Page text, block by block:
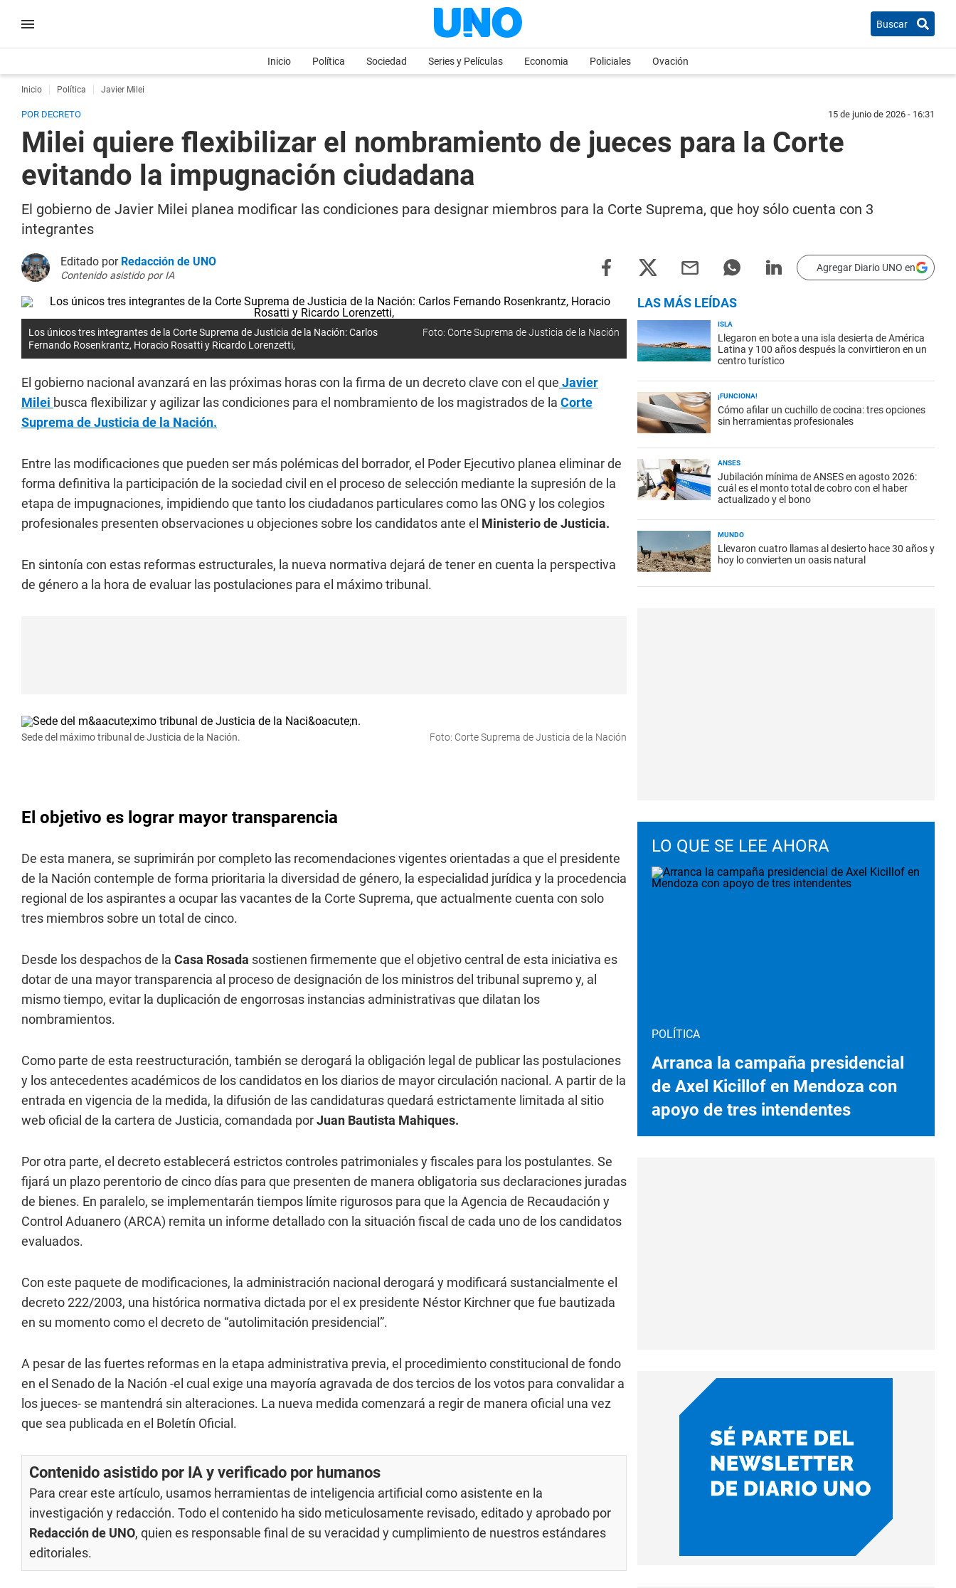
Buscar
Inicio Política Sociedad Series y Películas Economia Policiales Ovación
Inicio Política Javier Milei
POR DECRETO 15 de junio de 2026 - 16:31
Milei quiere flexibilizar el nombramiento de jueces para la Corte
evitando la impugnación ciudadana
El gobierno de Javier Milei planea modificar las condiciones para designar miembros para la Corte Suprema, que hoy sólo cuenta con 3
integrantes
Editado por Redacción de UNO
Contenido asistido por IA
Agregar Diario UNO en
Los únicos tres integrantes de la Corte Suprema de Justicia de la Nación: Carlos
Fernando Rosenkrantz, Horacio Rosatti y Ricardo Lorenzetti,
Foto: Corte Suprema de Justicia de la Nación
El gobierno nacional avanzará en las próximas horas con la firma de un decreto clave con el que Javier
Milei busca flexibilizar y agilizar las condiciones para el nombramiento de los magistrados de la Corte
Suprema de Justicia de la Nación.
Entre las modificaciones que pueden ser más polémicas del borrador, el Poder Ejecutivo planea eliminar de
forma definitiva la participación de la sociedad civil en el proceso de selección mediante la supresión de la
etapa de impugnaciones, impidiendo que tanto los ciudadanos particulares como las ONG y los colegios
profesionales presenten observaciones u objeciones sobre los candidatos ante el Ministerio de Justicia.
En sintonía con estas reformas estructurales, la nueva normativa dejará de tener en cuenta la perspectiva
de género a la hora de evaluar las postulaciones para el máximo tribunal.
Sede del máximo tribunal de Justicia de la Nación. Foto: Corte Suprema de Justicia de la Nación
El objetivo es lograr mayor transparencia
De esta manera, se suprimirán por completo las recomendaciones vigentes orientadas a que el presidente
de la Nación contemple de forma prioritaria la diversidad de género, la especialidad jurídica y la procedencia
regional de los aspirantes a ocupar las vacantes de la Corte Suprema, que actualmente cuenta con solo
tres miembros sobre un total de cinco.
Desde los despachos de la Casa Rosada sostienen firmemente que el objetivo central de esta iniciativa es
dotar de una mayor transparencia al proceso de designación de los ministros del tribunal supremo y, al
mismo tiempo, evitar la duplicación de engorrosas instancias administrativas que dilatan los
nombramientos.
Como parte de esta reestructuración, también se derogará la obligación legal de publicar las postulaciones
y los antecedentes académicos de los candidatos en los diarios de mayor circulación nacional. A partir de la
entrada en vigencia de la medida, la difusión de las candidaturas quedará estrictamente limitada al sitio
web oficial de la cartera de Justicia, comandada porJuan Bautista Mahiques.
Por otra parte, el decreto establecerá estrictos controles patrimoniales y fiscales para los postulantes. Se
fijará un plazo perentorio de cinco días para que presenten de manera obligatoria sus declaraciones juradas
de bienes. En paralelo, se implementarán tiempos límite rigurosos para que la Agencia de Recaudación y
Control Aduanero (ARCA) remita un informe detallado con la situación fiscal de cada uno de los candidatos
evaluados.
Con este paquete de modificaciones, la administración nacional derogará y modificará sustancialmente el
decreto 222/2003, una histórica normativa dictada por el ex presidente Néstor Kirchner que fue bautizada
en su momento como el decreto de “autolimitación presidencial”.
A pesar de las fuertes reformas en la etapa administrativa previa, el procedimiento constitucional de fondo
en el Senado de la Nación -el cual exige una mayoría agravada de dos tercios de los votos para convalidar a
los jueces- se mantendrá sin alteraciones. La nueva medida comenzará a regir de manera oficial una vez
que sea publicada en el Boletín Oficial.
Contenido asistido por IA y verificado por humanos
Para crear este artículo, usamos herramientas de inteligencia artificial como asistente en la
investigación y redacción. Todo el contenido ha sido meticulosamente revisado, editado y aprobado por
Redacción de UNO, quien es responsable final de su veracidad y cumplimiento de nuestrosestándares
editoriales.
LAS MÁS LEÍDAS
ISLA
Llegaron en bote a una isla desierta de América
Latina y 100 años después la convirtieron en un
centro turístico
¡FUNCIONA!
Cómo afilar un cuchillo de cocina: tres opciones
sin herramientas profesionales
ANSES
Jubilación mínima de ANSES en agosto 2026:
cuál es el monto total de cobro con el haber
actualizado y el bono
MUNDO
Llevaron cuatro llamas al desierto hace 30 años y
hoy lo convierten un oasis natural
LO QUE SE LEE AHORA
POLÍTICA
Arranca la campaña presidencial
de Axel Kicillof en Mendoza con
apoyo de tres intendentes